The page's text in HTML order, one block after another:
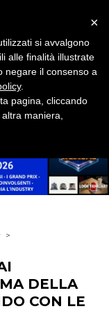
>
DELLA
CON LE
×
si avvalgono
alle finalità illustrate
negare il consenso a
.
pagina, cliccando
maniera,